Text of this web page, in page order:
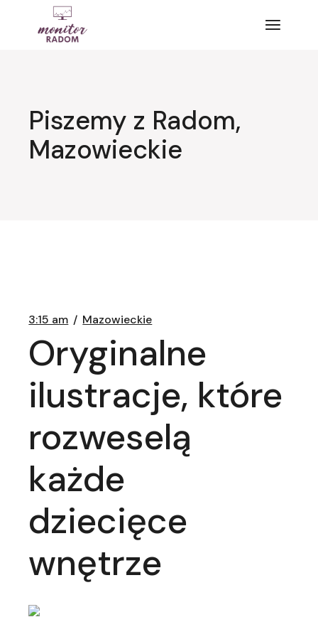
Piszemy z Radom,
Mazowieckie
3:15 am Mazowieckie
Oryginalne
ilustracje, które
rozweselą
każde
dziecięce
wnętrze